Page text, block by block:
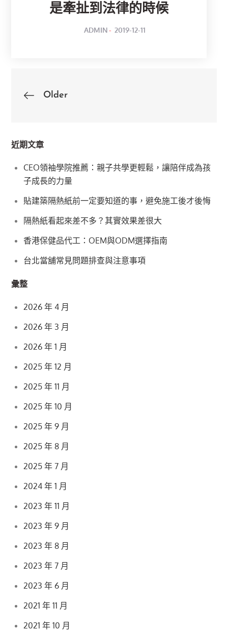
是牽扯到法律的時候
ADMIN
POSTED
2019-12-11
文
導
覽
Older
近期文章
CEO領袖學院推薦：親子共學更輕鬆，讓陪伴成為孩
子成長的力量
貼建築隔熱紙前一定要知道的事，避免施工後才後悔
隔熱紙看起來差不多？其實效果差很大
香港保健品代工：OEM與ODM選擇指南
台北當舖常見問題排查與注意事項
彙整
2026 年 4 月
2026 年 3 月
2026 年 1 月
2025 年 12 月
2025 年 11 月
2025 年 10 月
2025 年 9 月
2025 年 8 月
2025 年 7 月
2024 年 1 月
2023 年 11 月
2023 年 9 月
2023 年 8 月
2023 年 7 月
2023 年 6 月
2021 年 11 月
2021 年 10 月